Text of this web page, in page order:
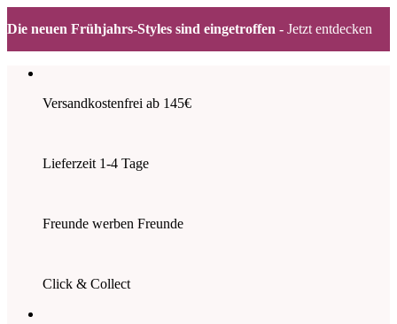
Die neuen Frühjahrs-Styles sind eingetroffen - Jetzt entdecken
Inhalt
Versandkostenfrei ab 145€
Lieferzeit 1-4 Tage
Freunde werben Freunde
Click & Collect